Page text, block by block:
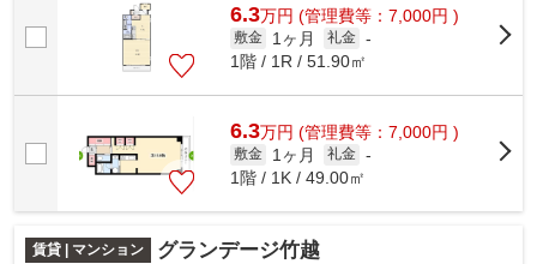
6.3万円 (管理費等：7,000円 )
敷金 1ヶ月 礼金 -
1階 / 1R / 51.90㎡
6.3万円 (管理費等：7,000円 )
敷金 1ヶ月 礼金 -
1階 / 1K / 49.00㎡
賃貸 | マンション グランデージ竹越